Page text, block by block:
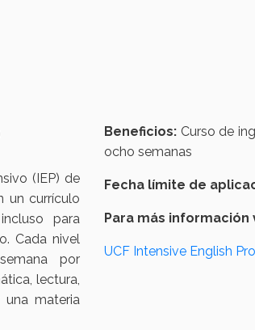
(IEP) de
un currículo
para
Cada nivel
por
lectura,
una materia
Beneficios: Curso de
ocho semanas
Fecha límite de
Para más
UCF Intensive English